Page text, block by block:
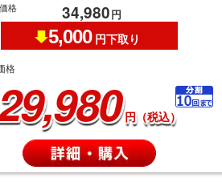
格 34,980円
5,000 円下取り
格
円（税込）